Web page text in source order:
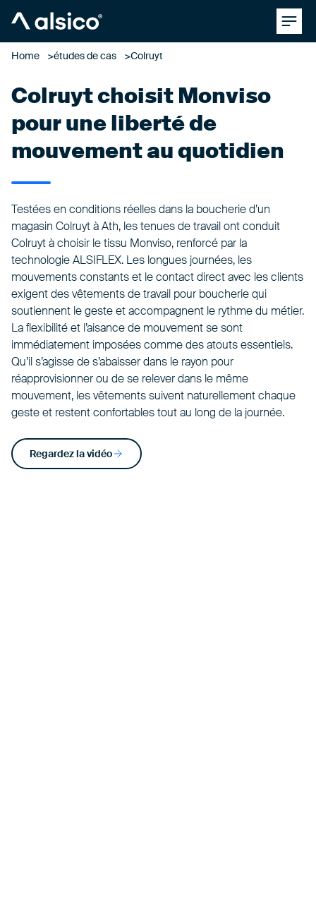
Home études de cas Colruyt
Colruyt choisit Monviso
pour une liberté de
mouvement au quotidien
Testées en conditions réelles dans la boucherie d’un
magasin Colruyt à Ath, les tenues de travail ont conduit
Colruyt à choisir le tissu Monviso, renforcé par la
technologieALSIFLEX. Les longues journées, les
mouvements constants et le contact direct avec les clients
exigent des vêtements de travail pour boucherie qui
soutiennent le geste et accompagnent le rythme du métier.
La flexibilité et l’aisance de mouvement se sont
immédiatement imposées comme des atouts essentiels.
Qu’il s’agisse de s’abaisser dans le rayon pour
réapprovisionner ou de se relever dans le même
mouvement, les vêtements suivent naturellement chaque
geste et restent confortables tout au long de la journée.
Regardez la vidéo